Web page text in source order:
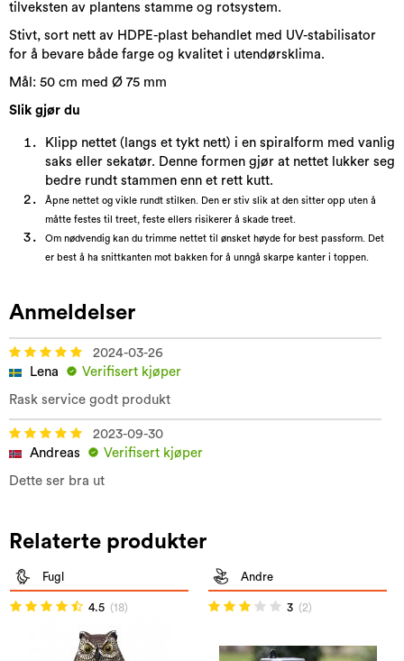
tilveksten av plantens stamme og rotsystem.
Stivt, sort nett av HDPE-plast behandlet med UV-stabilisator
for å bevare både farge og kvalitet i utendørsklima.
Mål: 50 cm med Ø 75 mm
Slik gjør du
Klipp nettet (langs et tykt nett) i en spiralform med vanlig
saks eller sekatør. Denne formen gjør at nettet lukker seg
bedre rundt stammen enn et rett kutt.
Åpne nettet og vikle rundt stilken. Den er stiv slik at den sitter opp uten å
måtte festes til treet, feste ellers risikerer å skade treet.
Om nødvendig kan du trimme nettet til ønsket høyde for best passform. Det
er best å ha snittkanten mot bakken for å unngå skarpe kanter i toppen.
Anmeldelser
2024-03-26
Lena
Verifisert kjøper
Rask service godt produkt
2023-09-30
Andreas
Verifisert kjøper
Dette ser bra ut
Relaterte produkter
Fugl
4.5 (18)
Andre
3 (2)